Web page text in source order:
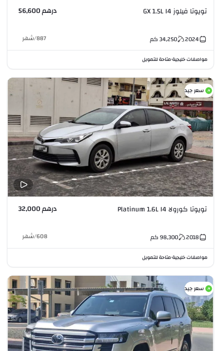
تويوتا فيلوز GX 1.5L I4 درهم 56,600
2024
34,250كم 887
/شهر
مواصفات خليجية•متاحة للتمويل
سعر جيد
تويوتا كورولا Platinum 1.6L I4 درهم 32,000
2018
98,300كم 608
/شهر
مواصفات خليجية•متاحة للتمويل
سعر جيد